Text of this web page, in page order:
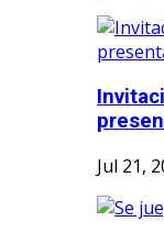
Jul 21,